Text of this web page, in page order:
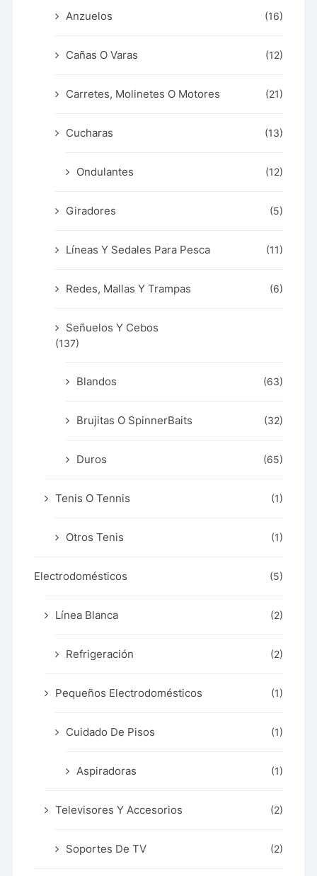
Anzuelos (16)
Cañas O Varas (12)
Carretes, Molinetes O Motores (21)
Cucharas (13)
Ondulantes (12)
Giradores (5)
Líneas Y Sedales Para Pesca (11)
Redes, Mallas Y Trampas (6)
Señuelos Y Cebos
(137)
Blandos (63)
Brujitas O SpinnerBaits (32)
Duros (65)
Tenis O Tennis (1)
Otros Tenis (1)
Electrodomésticos (5)
Línea Blanca (2)
Refrigeración (2)
Pequeños Electrodomésticos (1)
Cuidado De Pisos (1)
Aspiradoras (1)
Televisores Y Accesorios (2)
Soportes De TV (2)